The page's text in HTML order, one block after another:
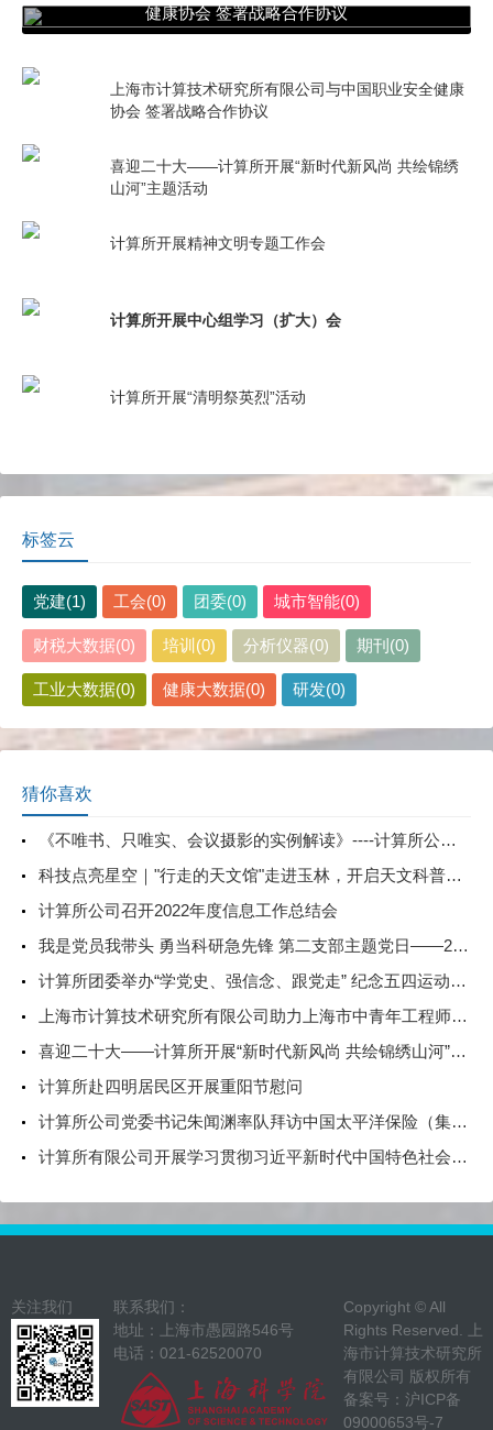
健康协会 签署战略合作协议
上海市计算技术研究所有限公司与中国职业安全健康
协会 签署战略合作协议
喜迎二十大——计算所开展“新时代新风尚 共绘锦绣
山河”主题活动
计算所开展精神文明专题工作会
计算所开展中心组学习（扩大）会
计算所开展“清明祭英烈”活动
标签云
党建(1) 工会(0) 团委(0) 城市智能(0)
财税大数据(0) 培训(0) 分析仪器(0) 期刊(0)
工业大数据(0) 健康大数据(0) 研发(0)
猜你喜欢
《不唯书、只唯实、会议摄影的实例解读》----计算所公司开展会议摄影解读讲座
科技点亮星空｜"行走的天文馆"走进玉林，开启天文科普新篇章
计算所公司召开2022年度信息工作总结会
我是党员我带头 勇当科研急先锋 第二支部主题党日——2022职工创新工作室技术比武大赛总结会
计算所团委举办“学党史、强信念、跟党走” 纪念五四运动102周年主题团日活动
上海市计算技术研究所有限公司助力上海市中青年工程师创新创业大赛顺利举办
喜迎二十大——计算所开展“新时代新风尚 共绘锦绣山河”主题活动
计算所赴四明居民区开展重阳节慰问
计算所公司党委书记朱闻渊率队拜访中国太平洋保险（集团）股份有限公司
计算所有限公司开展学习贯彻习近平新时代中国特色社会主义思想主题教育中心组学习会暨第八期读书班活动
关注我们
联系我们：
地址：上海市愚园路546号
电话：021-62520070
Copyright © All
Rights Reserved. 上
海市计算技术研究所
有限公司 版权所有
备案号： 沪ICP备
09000653号-7